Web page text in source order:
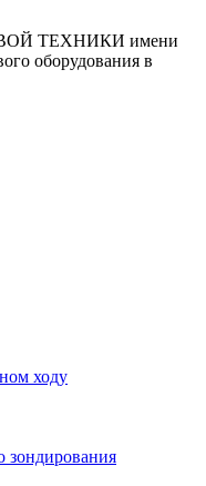
ТЕХНИКИ имени
оборудования в
ходу
зондирования